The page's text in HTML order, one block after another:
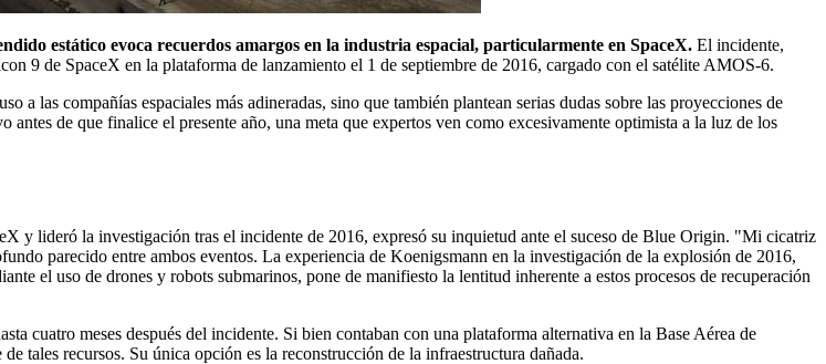
estático evoca recuerdos amargos en la industria espacial, particularmente en SpaceX. El incidente,
9 de SpaceX en la plataforma de lanzamiento el 1 de septiembre de 2016, cargado con el satélite AMOS-6.
a las compañías espaciales más adineradas, sino que también plantean serias dudas sobre las proyecciones de
de que finalice el presente año, una meta que expertos ven como excesivamente optimista a la luz de los
y lideró la investigación tras el incidente de 2016, expresó su inquietud ante el suceso de Blue Origin. "Mi cicatriz
parecido entre ambos eventos. La experiencia de Koenigsmann en la investigación de la explosión de 2016,
el uso de drones y robots submarinos, pone de manifiesto la lentitud inherente a estos procesos de recuperación
cuatro meses después del incidente. Si bien contaban con una plataforma alternativa en la Base Aérea de
tales recursos. Su única opción es la reconstrucción de la infraestructura dañada.